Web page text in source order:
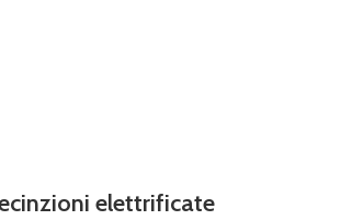
elettrificate